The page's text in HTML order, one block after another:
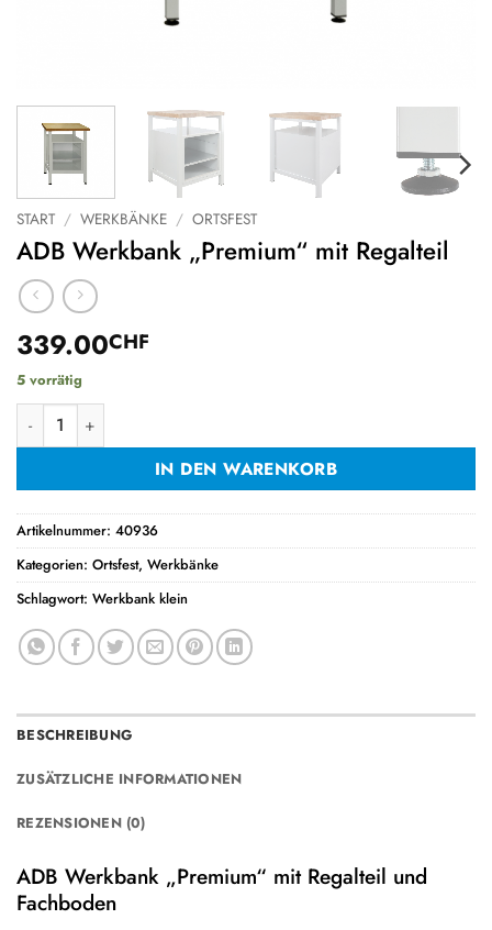
START / WERKBÄNKE / ORTSFEST
ADB Werkbank „Premium“ mit Regalteil
339.00CHF
5 vorrätig
ADB Werkbank "Premium" mit Regalteil Menge
IN DEN WARENKORB
Artikelnummer: 40936
Kategorien: Ortsfest, Werkbänke
Schlagwort: Werkbank klein
BESCHREIBUNG
ZUSÄTZLICHE INFORMATIONEN
REZENSIONEN (0)
ADB Werkbank „Premium“ mit Regalteil und
Fachboden